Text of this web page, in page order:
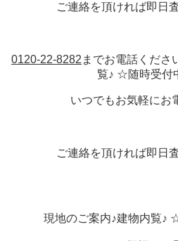
ご連絡を頂ければ即日
0120-22-8282 までお電話くださ
覧♪ ☆随時受付
いつでもお気軽にお
ご連絡を頂ければ即日
現地のご案内♪建物内覧♪